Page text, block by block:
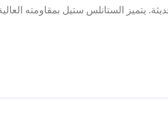
يتميز الستانلس ستيل بمقاومته